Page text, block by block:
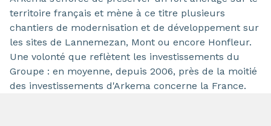
territoire français et mène à ce titre plusieurs
chantiers de modernisation et de développement sur
les sites de Lannemezan, Mont ou encore Honfleur.
Une volonté que reflètent les investissements du
Groupe : en moyenne, depuis 2006, près de la moitié
des investissements d'Arkema concerne la France.